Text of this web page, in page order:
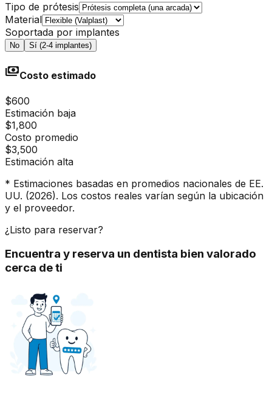
Tipo de prótesis
Material
Soportada por implantes
No Sí (2-4 implantes)
paymentsCosto estimado
$600
Estimación baja
$1,800
Costo promedio
$3,500
Estimación alta
* Estimaciones basadas en promedios nacionales de EE.
UU. (2026). Los costos reales varían según la ubicación
y el proveedor.
¿Listo para reservar?
Encuentra y reserva un dentista bien valorado
cerca de ti